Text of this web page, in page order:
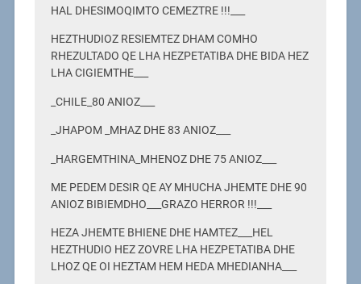
HAL DHESIMOQIMTO CEMEZTRE !!!___
HEZTHUDIOZ RESIEMTEZ DHAM COMHO
RHEZULTADO QE LHA HEZPETATIBA DHE BIDA HEZ
LHA CIGIEMTHE___
_CHILE_80 ANIOZ___
_JHAPOM _MHAZ DHE 83 ANIOZ___
_HARGEMTHINA_MHENOZ DHE 75 ANIOZ___
ME PEDEM DESIR QE AY MHUCHA JHEMTE DHE 90
ANIOZ BIBIEMDHO___GRAZO HERROR !!!___
HEZA JHEMTE BHIENE DHE HAMTEZ___HEL
HEZTHUDIO HEZ ZOVRE LHA HEZPETATIBA DHE
LHOZ QE OI HEZTAM HEM HEDA MHEDIANHA___